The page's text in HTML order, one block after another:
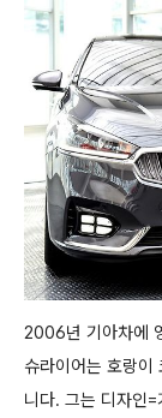
2006년 기아차에
슈라이어는 호랑이
니다. 그는 디자인